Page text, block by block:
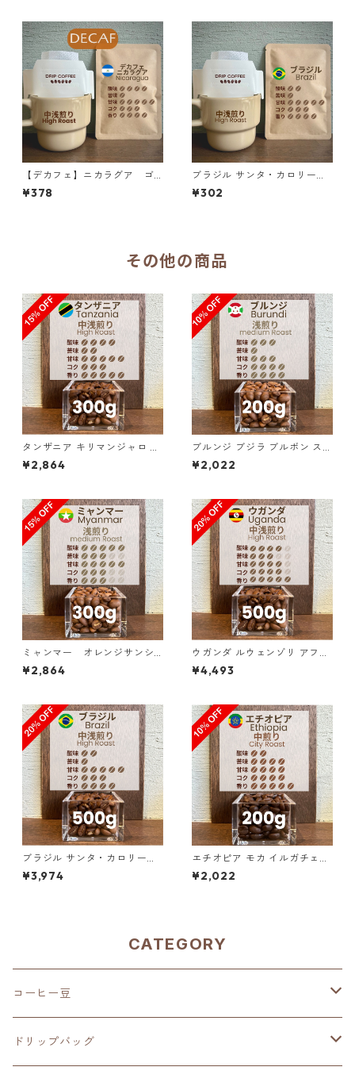
【デカフェ】ニカラグア ゴ
ールドマウンテン カーボニ
ックマセレーション&ナチュラ
¥378
ブラジル サンタ・カロリーナ
農園 SFFC パイナップル・ハ
ニー ドリップバッグ
¥302
その他の商品
タンザニア キリマンジャロ KI
BO AA ノーザン・モシ 300g
（100g単価の15%OFF）
¥2,864
ブルンジ ブジラ ブルボン スト
ーンフルーツ ナチュラル 200
g（100g単価の10%OFF）
¥2,022
ミャンマー オレンジサンシ
ャイン G１ ウォッシュド・ア
ナエロビック 300g（100g単
¥2,864
ウガンダ ルウェンゾリ アフリ
カン・ムーン “ドンキー” ナチ
ュラル 500g（100g単価の2
¥4,493
ブラジル サンタ・カロリーナ
農園 SFFC パイナップル・ハ
ニー 500g（100g単価の20%
¥3,974
エチオピア モカ イルガチェフ
ェ G1 チェルチェレ ナチュラ
ル 200g（100g単価の10%O
¥2,022
CATEGORY
コーヒー豆
深煎り（French Roast）
ドリップバッグ